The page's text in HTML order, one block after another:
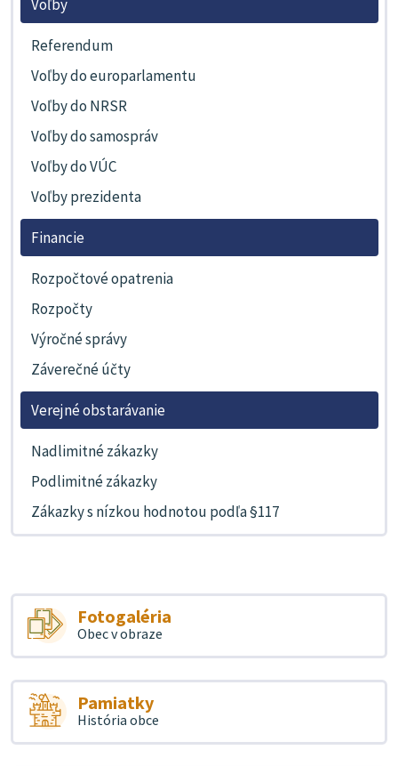
Voľby
Referendum
Voľby do europarlamentu
Voľby do NRSR
Voľby do samospráv
Voľby do VÚC
Voľby prezidenta
Financie
Rozpočtové opatrenia
Rozpočty
Výročné správy
Záverečné účty
Verejné obstarávanie
Nadlimitné zákazky
Podlimitné zákazky
Zákazky s nízkou hodnotou podľa §117
Fotogaléria
Obec v obraze
Pamiatky
História obce